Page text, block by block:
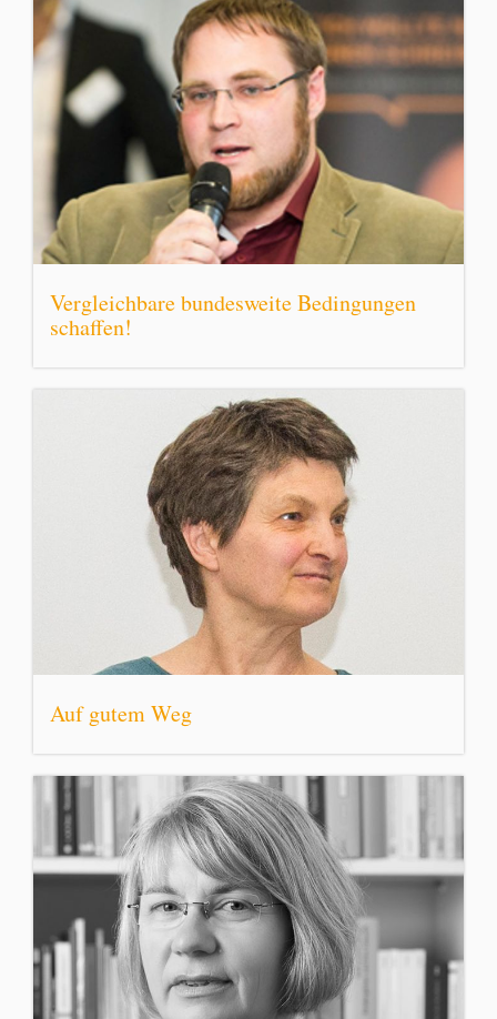
Vergleichbare bundesweite Bedingungen
schaffen!
Auf gutem Weg